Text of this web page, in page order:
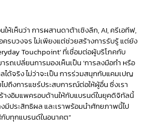
ให้เห็นว่า การผสานดาต้าเชิงลึก, AI, ครีเอทีฟ,
ครบวงจร ไม่เพียงแต่ช่วยสร้างการรับรู้ แต่ยัง
Touchpoint’ ที่เชื่อมต่อผู้บริโภคกับ
รถเปลี่ยนการมองเห็นเป็น ‘การลงมือทำ หรือ
ด้จริง ไม่ว่าจะเป็น การร่วมสนุกกับแคมเปญ
ปถึงการแชร์ประสบการณ์ต่อให้ผู้อื่น ซึ่งเรา
างอิมแพครอบด้านให้กับแบรนด์ในยุคดิจิทัลนี้
มีประสิทธิผล และเราพร้อมนำศักยภาพนี้ไป
บทุกแบรนด์ในอนาคต”